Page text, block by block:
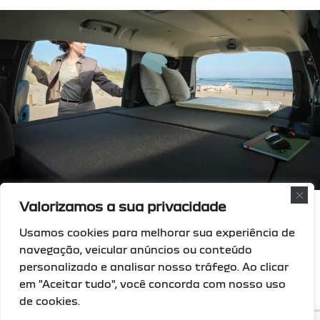
Valorizamos a sua privacidade
Usamos cookies para melhorar sua experiência de
navegação, veicular anúncios ou conteúdo
personalizado e analisar nosso tráfego. Ao clicar
em "Aceitar tudo", você concorda com nosso uso
de cookies.
*válido para clientes particulares e empresas até 31/07/2026,
concessionário Silva & Santos. Não inclui montagem.